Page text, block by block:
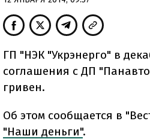
ГП "НЭК "Укрэнерго" в
соглашения с ДП
гривен.
Об этом сообщается в
"Наши деньги".